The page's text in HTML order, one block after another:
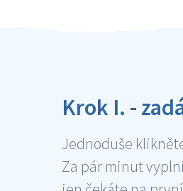
Krok I. -
Jednoduše
Za pár minut